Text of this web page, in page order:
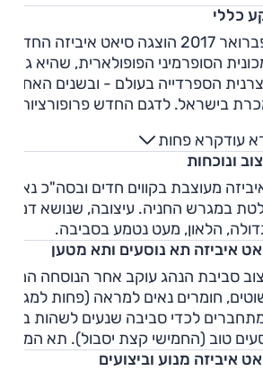
כללי
בפברואר 2017 הוצגה סיאט איביזה
הסופרמיני הפופולארית, שהיא גם
הספרדייה בעולם - ובשנים
בישראל. לדגם החדש פרופורציות
(256.4 ס"מ) גדלו באופן משמעותי -
הפנים והן על היכולת הדינאמית.
רמות הספק; 115 כ"ס לדגם המצויד
את הגרסה הספורטיבית
איביזה תוצע תחת המותג החדש –
צילינדרים) עם 150 כ"ס ותיבת
איביזה בספטמבר 2017.
עודקרא פחות
ונוכחות
מעוצבת בקווים חדים ובסה"כ
במגרש החניה. עיצובה, שנושא דמיון
הלאון, מעט נטמע בסביבה.
איביזה תא נוסעים ותא מטען
סביבת הנהג עוקב אחר הנוסחה
חומרים נאים למראה (פחות למגע),
לכדי סביבה שנעים לשהות בה.
טוב (החמישי קצת יסבול). תא המטען
איביזה מנוע וביצועים